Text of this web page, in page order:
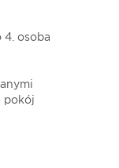
4. osoba
pokój